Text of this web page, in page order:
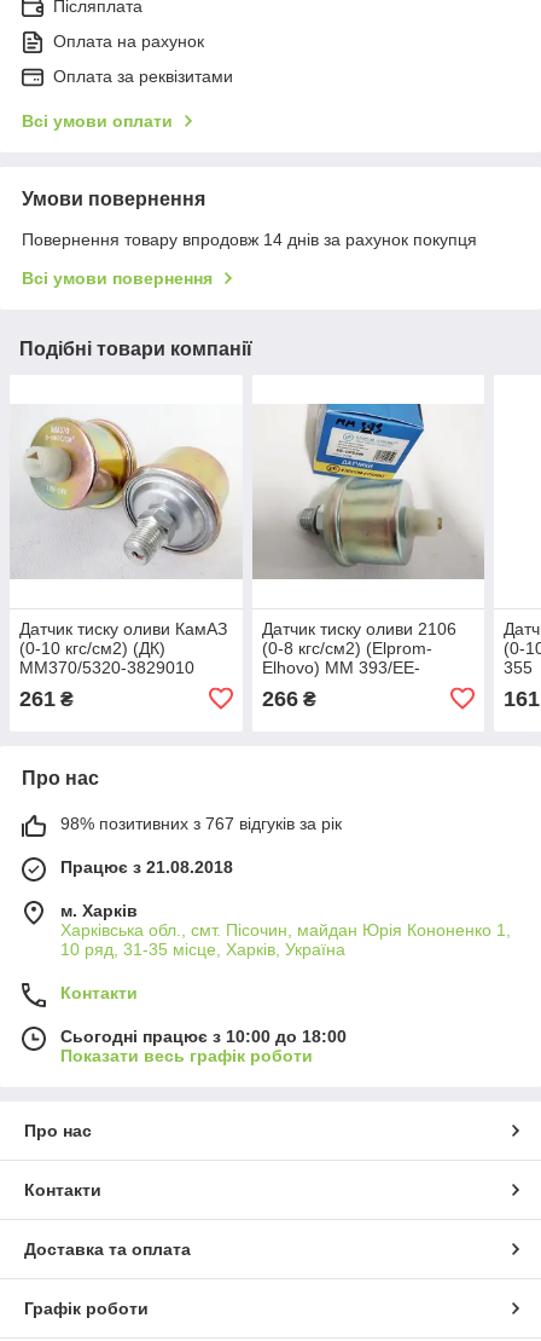
Післяплата
Оплата на рахунок
Оплата за реквізитами
Всі умови оплати
Умови повернення
Повернення товару впродовж 14 днів за рахунок покупця
Всі умови повернення
Подібні товари компанії
Датчик тиску оливи КамАЗ
(0-10 кгс/см2) (ДК)
ММ370/5320-3829010
261 ₴
Датчик тиску оливи 2106
(0-8 кгс/см2) (Elprom-
Elhovo) ММ 393/EE-
266₴
(0-
355
161
Про нас
98% позитивних з 767 відгуків за рік
Працює з 21.08.2018
м. Харків
Харківська обл., смт. Пісочин, майдан Юрія Кононенко 1,
10 ряд, 31-35 місце, Харків, Україна
Контакти
Сьогодні працює з 10:00 до 18:00
Показати весь графік роботи
Про нас
Контакти
Доставка та оплата
Графік роботи